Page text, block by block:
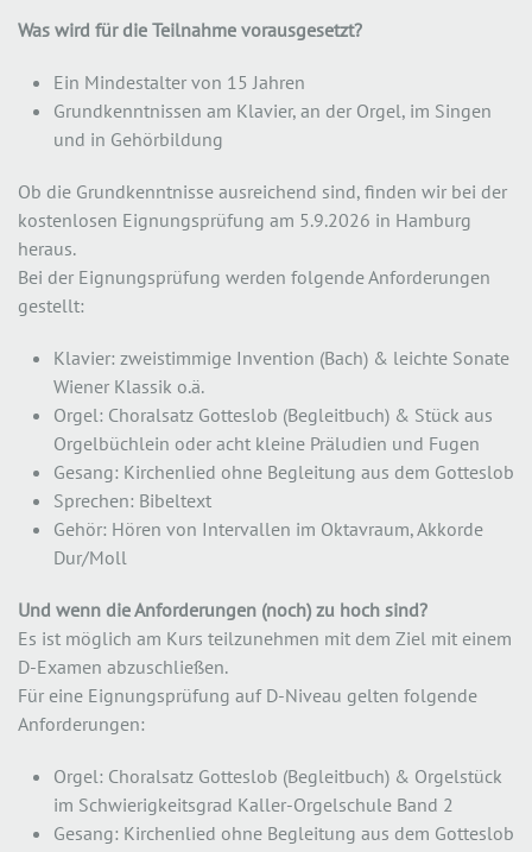
Was wird für die Teilnahme vorausgesetzt?
Ein Mindestalter von 15 Jahren
Grundkenntnissen am Klavier, an der Orgel, im Singen
und in Gehörbildung
Ob die Grundkenntnisse ausreichend sind, finden wir bei der
kostenlosen Eignungsprüfung am 5.9.2026 in Hamburg
heraus.
Bei der Eignungsprüfung werden folgende Anforderungen
gestellt:
Klavier: zweistimmige Invention (Bach) & leichte Sonate
Wiener Klassik o.ä.
Orgel: Choralsatz Gotteslob (Begleitbuch) & Stück aus
Orgelbüchlein oder acht kleine Präludien und Fugen
Gesang: Kirchenlied ohne Begleitung aus dem Gotteslob
Sprechen: Bibeltext
Gehör: Hören von Intervallen im Oktavraum, Akkorde
Dur/Moll
Und wenn die Anforderungen (noch) zu hoch sind?
Es ist möglich am Kurs teilzunehmen mit dem Ziel mit einem
D-Examen abzuschließen.
Für eine Eignungsprüfung auf D-Niveau gelten folgende
Anforderungen:
Orgel: Choralsatz Gotteslob (Begleitbuch) & Orgelstück
im Schwierigkeitsgrad Kaller-Orgelschule Band 2
Gesang: Kirchenlied ohne Begleitung aus dem Gotteslob